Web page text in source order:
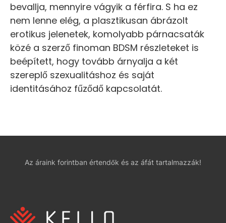
bevallja, mennyire vágyik a férfira. S ha ez
nem lenne elég, a plasztikusan ábrázolt
erotikus jelenetek, komolyabb párnacsaták
közé a szerző finoman BDSM részleteket is
beépített, hogy tovább árnyalja a két
szereplő szexualitáshoz és saját
identitásához fűződő kapcsolatát.
Az áraink forintban értendők és az áfát tartalmazzák!